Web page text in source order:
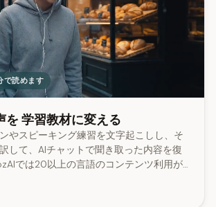
で読めます
を 学習教材に変える
やスピーキング練習を文字起こしし、そ
して、AIチャットで聞き取った内容を復
では20以上の言語のコンテンツ利用が
テキストとして実用的に学べる方法を提